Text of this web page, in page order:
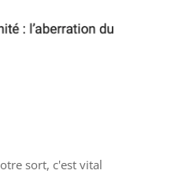
sort, c'est vital